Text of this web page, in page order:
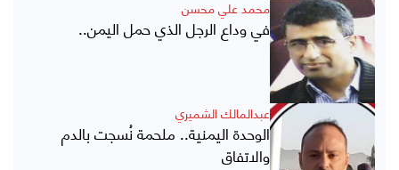
محمد علي محسن
في وداع الرجل الذي حمل اليمن..
عبدالمالك الشميري
الوحدة اليمنية.. ملحمة نُسجت بالدم
والاتفاق